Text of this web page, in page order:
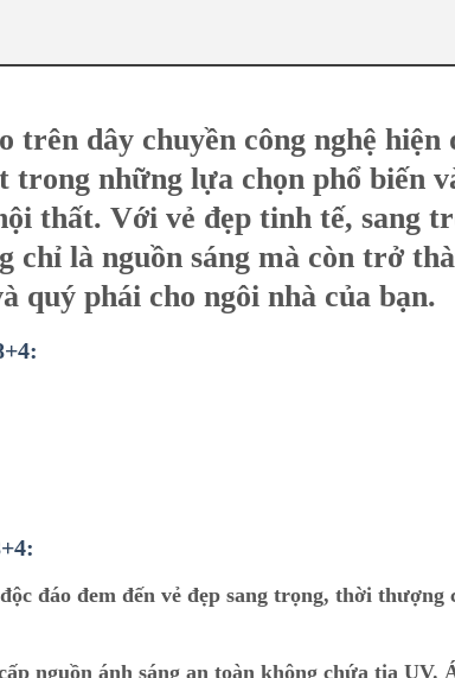
trên dây chuyền công nghệ
trong những lựa chọn phổ biến
thất. Với vẻ đẹp tinh tế, sang
chỉ là nguồn sáng mà còn trở
quý phái cho ngôi nhà của bạn.
đáo đem đến vẻ đẹp sang trọng, thời
nguồn ánh sáng an toàn không chứa tia UV.